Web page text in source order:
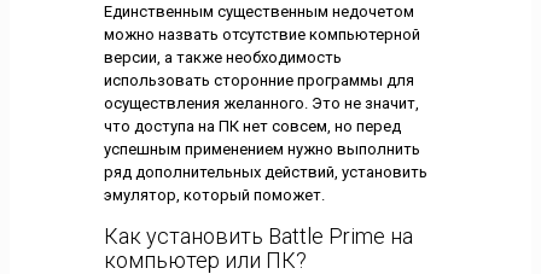
Единственным существенным недочетом
можно назвать отсутствие компьютерной
версии, а также необходимость
использовать сторонние программы для
осуществления желанного. Это не значит,
что доступа на ПК нет совсем, но перед
успешным применением нужно выполнить
ряд дополнительных действий, установить
эмулятор, который поможет.
Как установить Battle Prime на
компьютер или ПК?